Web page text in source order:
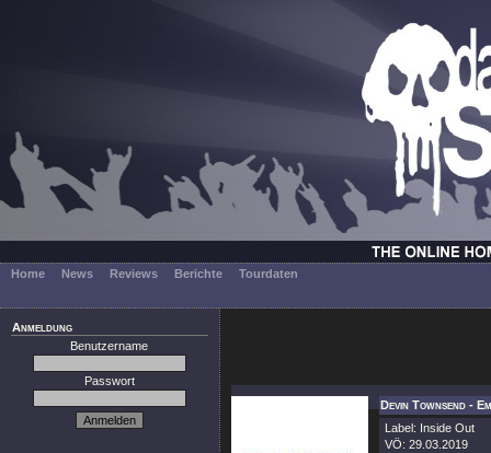
Home News Reviews Berichte Tourdaten
Anmeldung
Benutzername
Passwort
Devin Townsend -
Label: Inside Out
VÖ: 29.03.2019